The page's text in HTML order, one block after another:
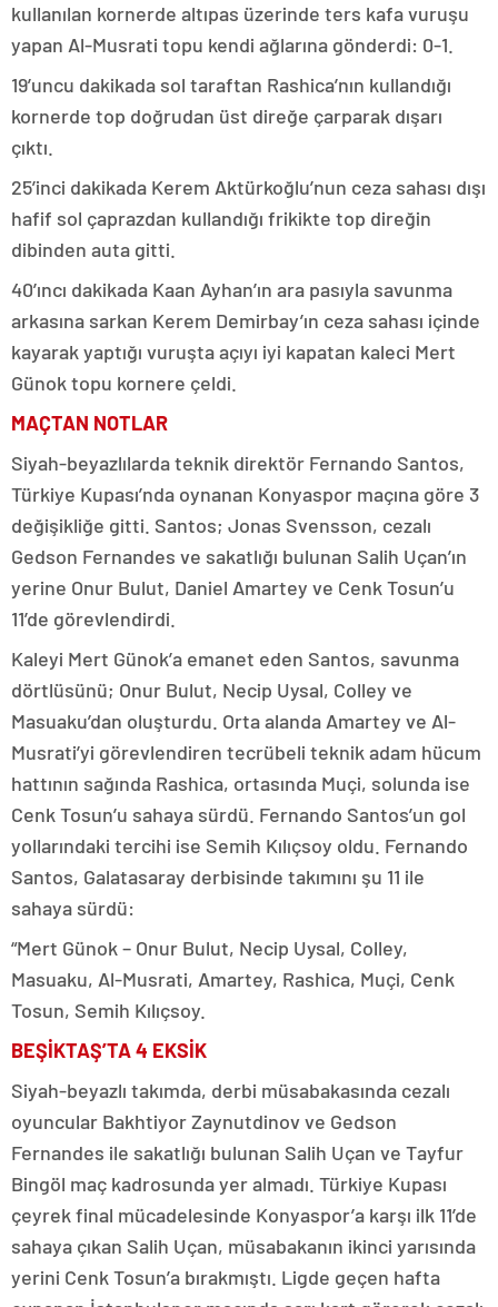
kullanılan kornerde altıpas üzerinde ters kafa vuruşu
yapan Al-Musrati topu kendi ağlarına gönderdi: 0-1.
19’uncu dakikada sol taraftan Rashica’nın kullandığı
kornerde top doğrudan üst direğe çarparak dışarı
çıktı.
25’inci dakikada Kerem Aktürkoğlu’nun ceza sahası dışı
hafif sol çaprazdan kullandığı frikikte top direğin
dibinden auta gitti.
40’ıncı dakikada Kaan Ayhan’ın ara pasıyla savunma
arkasına sarkan Kerem Demirbay’ın ceza sahası içinde
kayarak yaptığı vuruşta açıyı iyi kapatan kaleci Mert
Günok topu kornere çeldi.
MAÇTAN NOTLAR
Siyah-beyazlılarda teknik direktör Fernando Santos,
Türkiye Kupası’nda oynanan Konyaspor maçına göre 3
değişikliğe gitti. Santos; Jonas Svensson, cezalı
Gedson Fernandes ve sakatlığı bulunan Salih Uçan’ın
yerine Onur Bulut, Daniel Amartey ve Cenk Tosun’u
11’de görevlendirdi.
Kaleyi Mert Günok’a emanet eden Santos, savunma
dörtlüsünü; Onur Bulut, Necip Uysal, Colley ve
Masuaku’dan oluşturdu. Orta alanda Amartey ve Al-
Musrati’yi görevlendiren tecrübeli teknik adam hücum
hattının sağında Rashica, ortasında Muçi, solunda ise
Cenk Tosun’u sahaya sürdü. Fernando Santos’un gol
yollarındaki tercihi ise Semih Kılıçsoy oldu. Fernando
Santos, Galatasaray derbisinde takımını şu 11 ile
sahaya sürdü:
“Mert Günok – Onur Bulut, Necip Uysal, Colley,
Masuaku, Al-Musrati, Amartey, Rashica, Muçi, Cenk
Tosun, Semih Kılıçsoy.
BEŞİKTAŞ’TA 4 EKSİK
Siyah-beyazlı takımda, derbi müsabakasında cezalı
oyuncular Bakhtiyor Zaynutdinov ve Gedson
Fernandes ile sakatlığı bulunan Salih Uçan ve Tayfur
Bingöl maç kadrosunda yer almadı. Türkiye Kupası
çeyrek final mücadelesinde Konyaspor’a karşı ilk 11’de
sahaya çıkan Salih Uçan, müsabakanın ikinci yarısında
yerini Cenk Tosun’a bırakmıştı. Ligde geçen hafta